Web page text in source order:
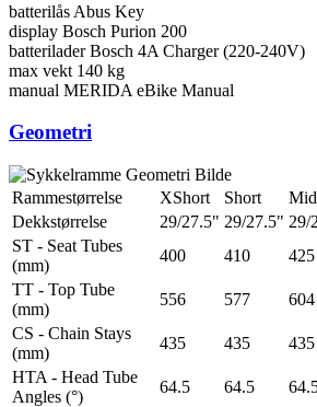
batterilås Abus Key
display Bosch Purion 200
batterilader Bosch 4A Charger (220-240V)
max vekt 140 kg
manual MERIDA eBike Manual
Geometri
Rammestørrelse XShort Short Mid
Dekkstørrelse
29/27.5" 29/27.5" 29/
ST - Seat Tubes
(mm)
400 410 425
TT - Top Tube
(mm)
556 577 604
CS - Chain Stays
(mm)
435 435 435
HTA - Head Tube
Angles (°)
64.5 64.5